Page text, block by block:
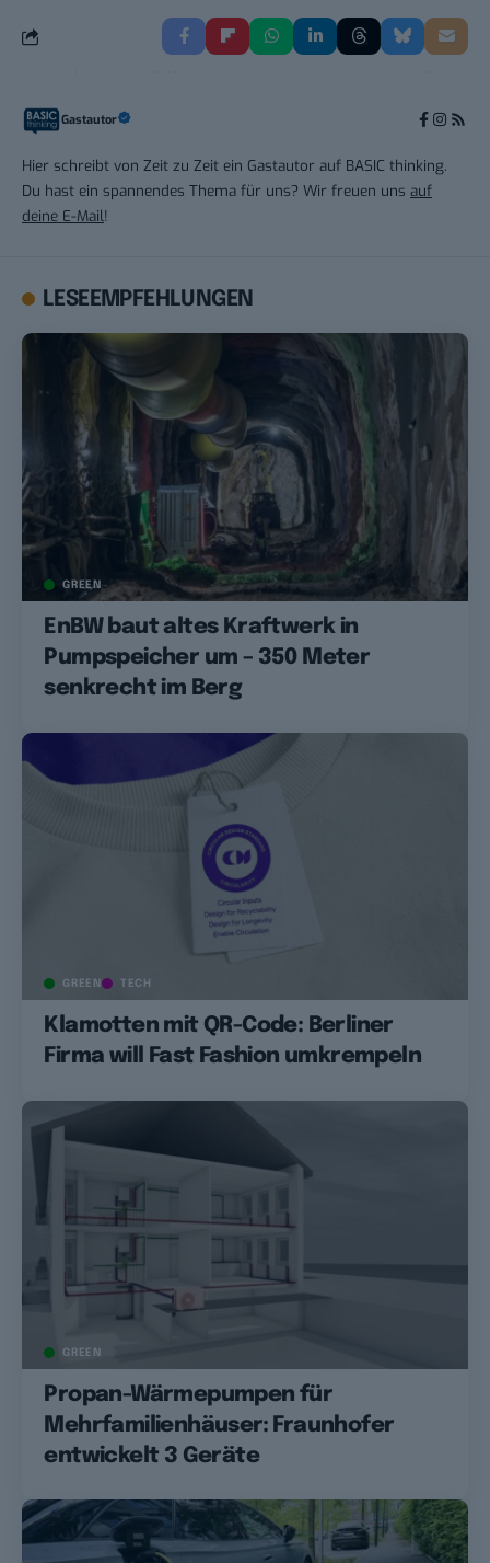
Gastautor
Hier schreibt von Zeit zu Zeit ein Gastautor auf BASIC thinking.
Du hast ein spannendes Thema für uns? Wir freuen uns auf
deine E-Mail!
LESEEMPFEHLUNGEN
GREEN
EnBW baut altes Kraftwerk in
Pumpspeicher um – 350 Meter
senkrecht im Berg
GREEN TECH
Klamotten mit QR-Code: Berliner
Firma will Fast Fashion umkrempeln
GREEN
Propan-Wärmepumpen für
Mehrfamilienhäuser: Fraunhofer
entwickelt 3 Geräte